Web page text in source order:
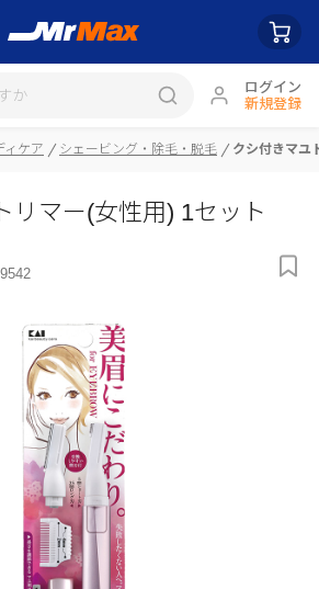
ログイン
新規登録
ィケア シェービング・除毛・脱毛 クシ付きマユ
リマー(女性用) 1セット